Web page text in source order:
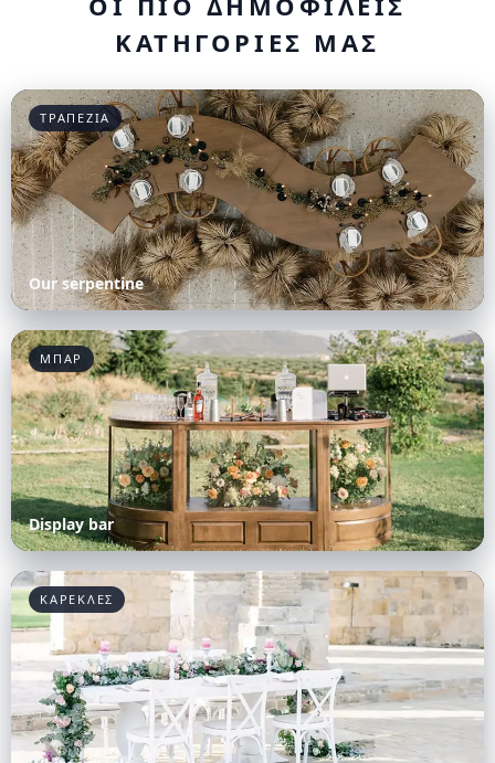
ΚΑΤΗΓΟΡΙΕΣ ΜΑΣ
ΤΡΑΠΕΖΙΑ
Our serpentine
ΜΠΑΡ
Display bar
ΚΑΡΕΚΛΕΣ